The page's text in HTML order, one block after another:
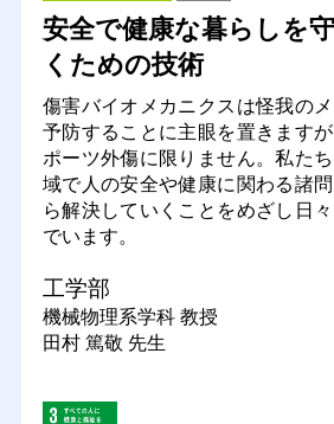
安全で健康な暮らしを
くための技術
傷害バイオメカニクスは怪我の
予防することに主眼を置きます
ポーツ外傷に限りません。私た
域で人の安全や健康に関わる諸
ら解決していくことをめざし日
でいます。
工学部
機械物理系学科 教授
田村 篤敬 先生